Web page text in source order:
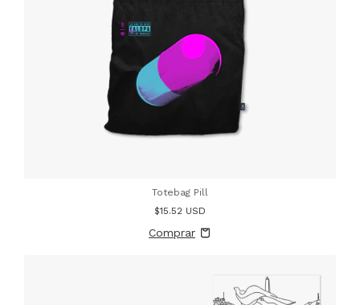
Totebag Pill
$15.52 USD